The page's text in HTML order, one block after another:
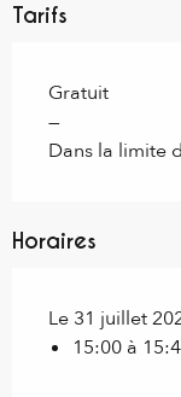
Tarifs
Gratuit
—
Dans la limite
Horaires
Le 31 juillet
15:00 à